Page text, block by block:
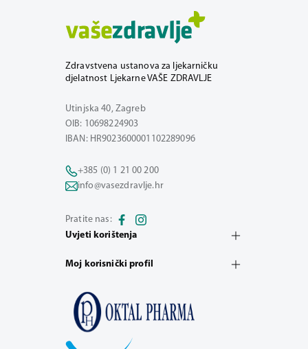
Zdravstvena ustanova za ljekarničku
djelatnost Ljekarne VAŠE ZDRAVLJE
Utinjska 40, Zagreb
OIB: 10698224903
IBAN: HR9023600001102289096
+385 (0) 1 21 00 200
info@vasezdravlje.hr
Pratite nas:
Uvjeti korištenja
Moj korisnički profil